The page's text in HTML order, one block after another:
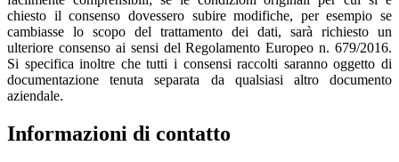
chiesto il consenso dovessero subire modifiche, per esempio se
cambiasse lo scopo del trattamento dei dati, sarà richiesto un
ulteriore consenso ai sensi del Regolamento Europeo n. 679/2016.
Si specifica inoltre che tutti i consensi raccolti saranno oggetto di
documentazione tenuta separata da qualsiasi altro documento
aziendale.
Informazioni di contatto